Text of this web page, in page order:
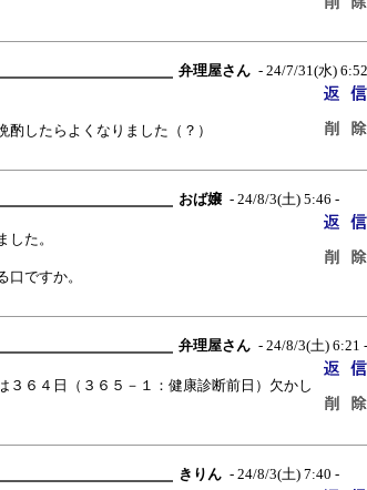
弁理屋さん - 24/7/31(水)
したらよくなりました（？）
おば嬢 - 24/8/3(土) 5:46 -
た。
ですか。
弁理屋さん - 24/8/3(土) 6:21 -
６４日（３６５－１：健康診断前日）欠かし
きりん - 24/8/3(土) 7:40 -